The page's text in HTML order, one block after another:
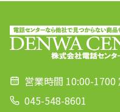
営業時間 10:00-1700
045-548-8601